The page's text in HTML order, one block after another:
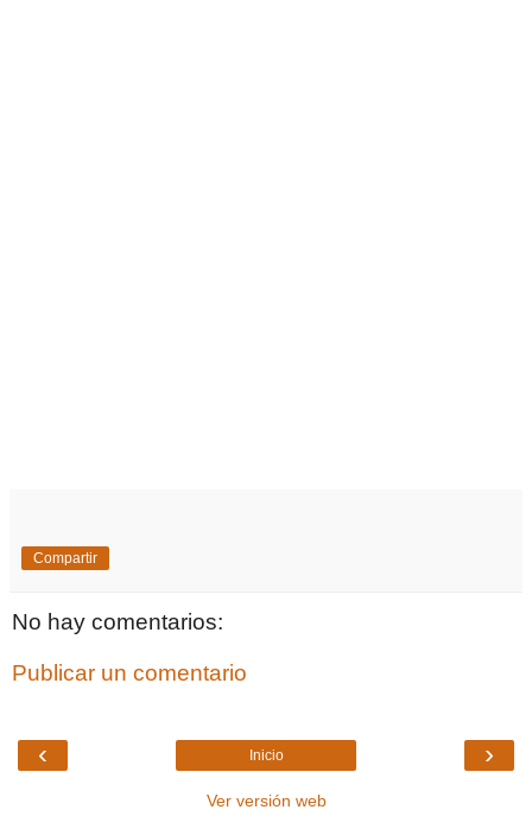
Compartir
No hay comentarios:
Publicar un comentario
‹ ›
Inicio
Ver versión web